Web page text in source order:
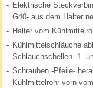
- Elektrische
G40- aus dem Halter
- Halter vom
- Kühlmittelschläuche
Schlauchschellen -1-
- Schrauben -Pfeile-
Kühlmittelrohr vorn